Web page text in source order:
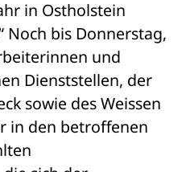
in Ostholstein
Noch bis Donnerstag,
und
Dienststellen, der
sowie des Weissen
in den betroffenen